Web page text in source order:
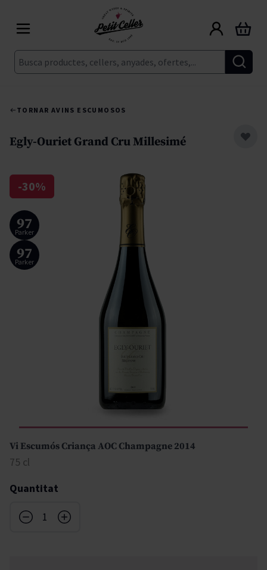
Cerca
Cart
TORNAR AVINS ESCUMOSOS
Egly-Ouriet Grand Cru Millesimé
-30%
Parker
97
Parker
97
Vi Escumós Criança AOC Champagne 2014
75 cl
Quantitat